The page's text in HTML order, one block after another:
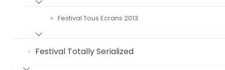
Festival Tous Ecrans 2013
Festival Totally Serialized